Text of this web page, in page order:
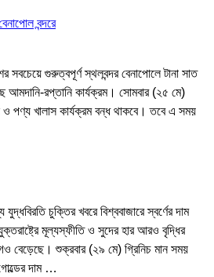
বন্দরে
গুরুত্বপূর্ণ স্থলবন্দর বেনাপোলে টানা সাত
আমদানি-রপ্তানি কার্যক্রম। সোমবার (২৫ মে)
ও পণ্য খালাস কার্যক্রম বন্ধ থাকবে। তবে এ সময়
চুক্তির খবরে বিশ্ববাজারে স্বর্ণের দাম
মূল্যস্ফীতি ও সুদের হার আরও বৃদ্ধির
বেড়েছে। শুক্রবার (২৯ মে) গ্রিনিচ মান সময়
দাম …